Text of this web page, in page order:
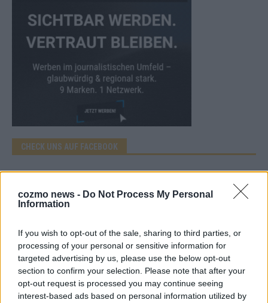
cozmo news - Do Not Process My Personal
Information
If you wish to opt-out of the sale, sharing to third parties, or
processing of your personal or sensitive information for
targeted advertising by us, please use the below opt-out
section to confirm your selection. Please note that after your
opt-out request is processed you may continue seeing
interest-based ads based on personal information utilized by
CHECK UNS AUF FACEBOOK